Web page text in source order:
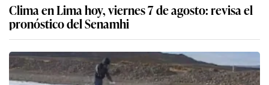
Clima en Lima hoy, viernes 7 de agosto: revisa el
pronóstico del Senamhi